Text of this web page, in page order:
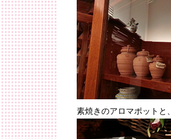
素焼きのアロマポットと、